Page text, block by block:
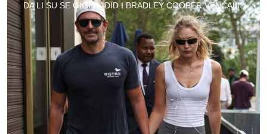
DA LI SU SE GIGI HADID I BRADLEY COOPER VENČALI?